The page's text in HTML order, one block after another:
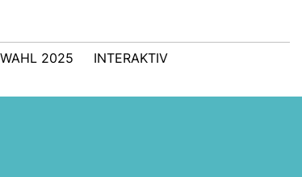
2025 INTERAKTIV